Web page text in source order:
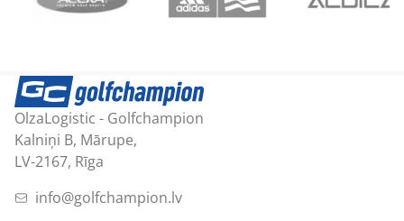
OlzaLogistic - Golfchampion
Kalniņi B, Mārupe,
LV-2167, Rīga
info@golfchampion.lv